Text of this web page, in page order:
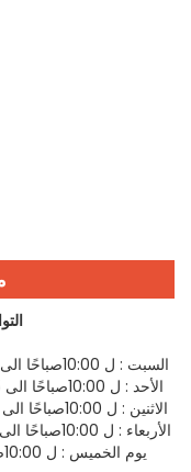
السبت : ل 10:00صباحًا الى 12:15مساءً - ل 01:30مساءً الى 06:00مساءً
الأحد : ل 10:00صباحًا الى 12:15مساءً - ل 01:30مساءً الى 06:00مساءً
الاثنين : ل 10:00صباحًا الى 12:15مساءً - ل 01:30مساءً الى 06:00مساءً
الأربعاء : ل 10:00صباحًا الى 12:15مساءً - ل 01:30مساءً الى 06:00مساءً
يوم الخميس :